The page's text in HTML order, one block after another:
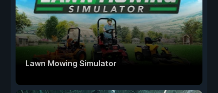
Lawn Mowing Simulator